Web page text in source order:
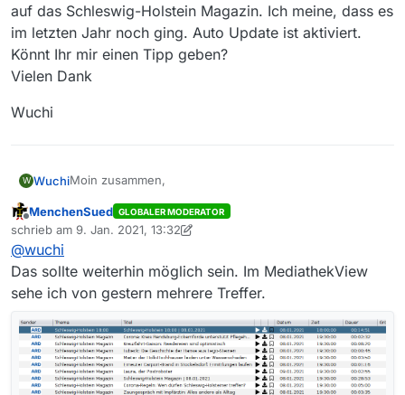
auf das Schleswig-Holstein Magazin. Ich meine, dass es
im letzten Jahr noch ging. Auto Update ist aktiviert.
Könnt Ihr mir einen Tipp geben?
Vielen Dank
Wuchi
W WuchiMoin zusammen,
ich bin neu hier und hoffe ich mache alles richtig. Ich
habe bereits die Suchfunktion benutzt aber nichts
dieses Thema. Ich verwende einen Pi3 mit Libreelec
9.2.6 und Kodi 18.9.0 Leia mit dem MV Add-on 0.6.6. Es
läuft erstaunlich gut, vielen Dank dafür! Wenn wir uns
im NDR die Regionalsendungen ansehen wollen können
wir nur auf Hallo Niedersachsen zugreifen aber leider
nicht auf das Schleswig-Holstein Magazin. Ich meine,
dass es im letzten Jahr noch ging. Auto Update ist
aktiviert. Könnt Ihr mir einen Tipp geben?
Offline
MenchenSued GLOBALER MODERATOR
schrieb am 9. Jan. 2021, 13:32
zuletzt editiert von MenchenSued
@wuchi
Das sollte weiterhin möglich sein. Im MediathekView
sehe ich von gestern mehrere Treffer.